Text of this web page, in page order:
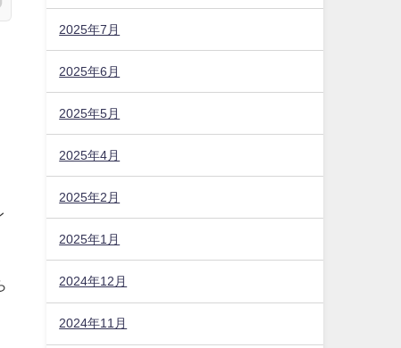
2025年7月
2025年6月
2025年5月
2025年4月
2025年2月
2025年1月
2024年12月
2024年11月